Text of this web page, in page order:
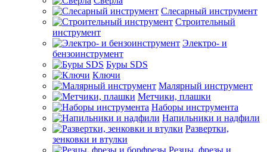
Слесарный инструмент
Строительный
инструмент
Электро- и
бензоинструмент
Буры SDS
Ключи
Малярный инструмент
Метчики, плашки
Наборы инструмента
Напильники и надфили
Развертки,
зенковки и втулки
Резцы, фрезы и